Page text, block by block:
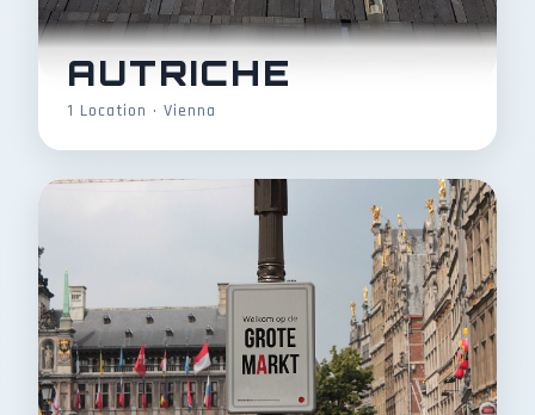
AUTRICHE
1 Location • Vienna